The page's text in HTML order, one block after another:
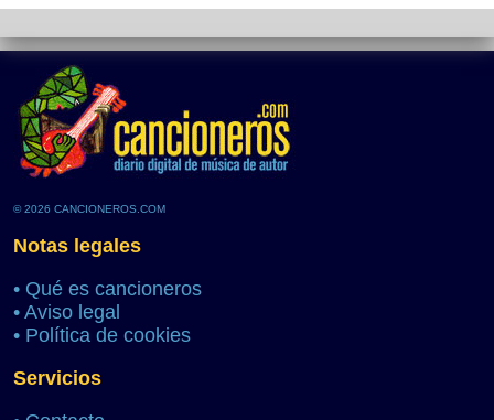
© 2026 CANCIONEROS.COM
Notas legales
• Qué es cancioneros
• Aviso legal
• Política de cookies
Servicios